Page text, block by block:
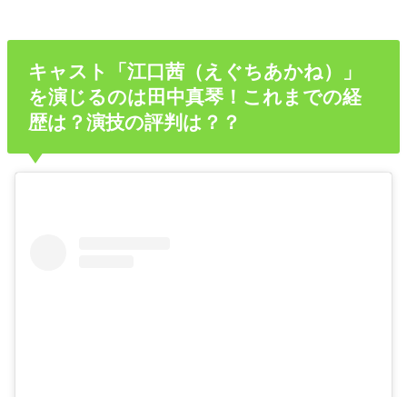
キャスト「江口茜（えぐちあかね）」
を演じるのは田中真琴！これまでの経
歴は？演技の評判は？？